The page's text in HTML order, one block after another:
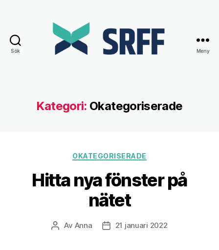
Sök Meny
Kategori: Okategoriserade
Kategorier
OKATEGORISERADE
Hitta nya fönster på
nätet
Inläggsförfattare
Av Anna Inläggsdatum
21 januari 2022